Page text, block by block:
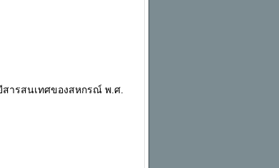
ารสนเทศของสหกรณ์ พ.ศ.